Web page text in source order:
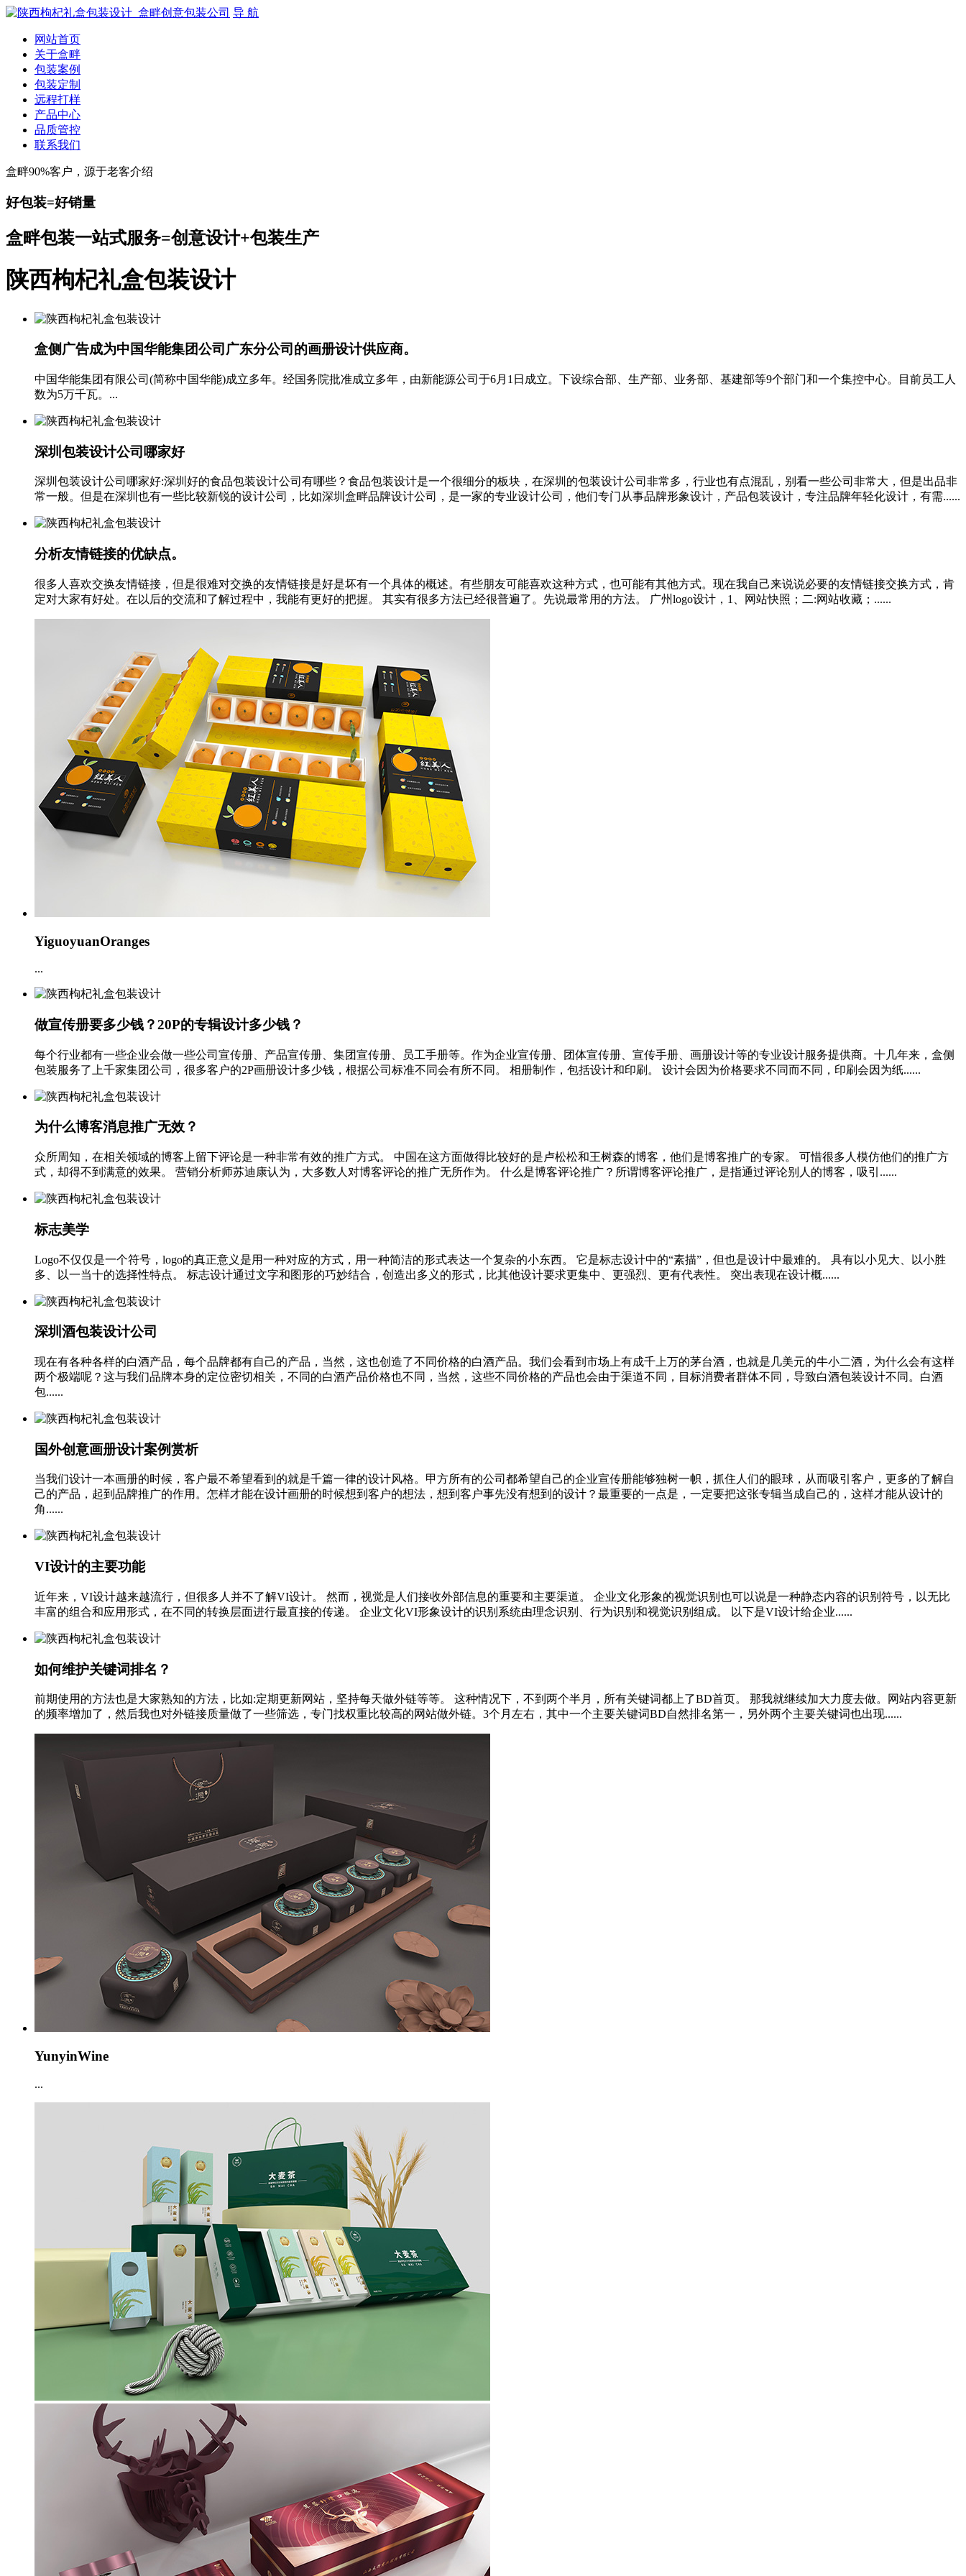
导 航
网站首页
关于盒畔
包装案例
包装定制
远程打样
产品中心
品质管控
联系我们
盒畔90%客户，源于老客介绍
好包装=好销量
盒畔包装一站式服务=创意设计+包装生产
陕西枸杞礼盒包装设计
盒侧广告成为中国华能集团公司广东分公司的画册设计供应商。
中国华能集团有限公司(简称中国华能)成立多年。经国务院批准成立多年，由新能源公司于6月1日成立。下设综合部、生产部、业务部、基建部等9个部门和一个集控中心。目前员工人
数为5万千瓦。...
深圳包装设计公司哪家好
深圳包装设计公司哪家好:深圳好的食品包装设计公司有哪些？食品包装设计是一个很细分的板块，在深圳的包装设计公司非常多，行业也有点混乱，别看一些公司非常大，但是出品非
常一般。但是在深圳也有一些比较新锐的设计公司，比如深圳盒畔品牌设计公司，是一家的专业设计公司，他们专门从事品牌形象设计，产品包装设计，专注品牌年轻化设计，有需......
分析友情链接的优缺点。
很多人喜欢交换友情链接，但是很难对交换的友情链接是好是坏有一个具体的概述。有些朋友可能喜欢这种方式，也可能有其他方式。现在我自己来说说必要的友情链接交换方式，肯
定对大家有好处。在以后的交流和了解过程中，我能有更好的把握。 其实有很多方法已经很普遍了。先说最常用的方法。 广州logo设计，1、网站快照；二:网站收藏；......
YiguoyuanOranges
...
做宣传册要多少钱？20P的专辑设计多少钱？
每个行业都有一些企业会做一些公司宣传册、产品宣传册、集团宣传册、员工手册等。作为企业宣传册、团体宣传册、宣传手册、画册设计等的专业设计服务提供商。十几年来，盒侧
包装服务了上千家集团公司，很多客户的2P画册设计多少钱，根据公司标准不同会有所不同。 相册制作，包括设计和印刷。 设计会因为价格要求不同而不同，印刷会因为纸......
为什么博客消息推广无效？
众所周知，在相关领域的博客上留下评论是一种非常有效的推广方式。 中国在这方面做得比较好的是卢松松和王树森的博客，他们是博客推广的专家。 可惜很多人模仿他们的推广方
式，却得不到满意的效果。 营销分析师苏迪康认为，大多数人对博客评论的推广无所作为。 什么是博客评论推广？所谓博客评论推广，是指通过评论别人的博客，吸引......
标志美学
Logo不仅仅是一个符号，logo的真正意义是用一种对应的方式，用一种简洁的形式表达一个复杂的小东西。 它是标志设计中的“素描”，但也是设计中最难的。 具有以小见大、以小胜
多、以一当十的选择性特点。 标志设计通过文字和图形的巧妙结合，创造出多义的形式，比其他设计要求更集中、更强烈、更有代表性。 突出表现在设计概......
深圳酒包装设计公司
现在有各种各样的白酒产品，每个品牌都有自己的产品，当然，这也创造了不同价格的白酒产品。我们会看到市场上有成千上万的茅台酒，也就是几美元的牛小二酒，为什么会有这样
两个极端呢？这与我们品牌本身的定位密切相关，不同的白酒产品价格也不同，当然，这些不同价格的产品也会由于渠道不同，目标消费者群体不同，导致白酒包装设计不同。白酒
包......
国外创意画册设计案例赏析
当我们设计一本画册的时候，客户最不希望看到的就是千篇一律的设计风格。甲方所有的公司都希望自己的企业宣传册能够独树一帜，抓住人们的眼球，从而吸引客户，更多的了解自
己的产品，起到品牌推广的作用。怎样才能在设计画册的时候想到客户的想法，想到客户事先没有想到的设计？最重要的一点是，一定要把这张专辑当成自己的，这样才能从设计的
角......
VI设计的主要功能
近年来，VI设计越来越流行，但很多人并不了解VI设计。 然而，视觉是人们接收外部信息的重要和主要渠道。 企业文化形象的视觉识别也可以说是一种静态内容的识别符号，以无比
丰富的组合和应用形式，在不同的转换层面进行最直接的传递。 企业文化VI形象设计的识别系统由理念识别、行为识别和视觉识别组成。 以下是VI设计给企业......
如何维护关键词排名？
前期使用的方法也是大家熟知的方法，比如:定期更新网站，坚持每天做外链等等。 这种情况下，不到两个半月，所有关键词都上了BD首页。 那我就继续加大力度去做。网站内容更新
的频率增加了，然后我也对外链接质量做了一些筛选，专门找权重比较高的网站做外链。3个月左右，其中一个主要关键词BD自然排名第一，另外两个主要关键词也出现......
YunyinWine
...